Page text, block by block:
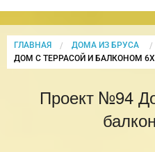
ГЛАВНАЯ
ДОМА ИЗ БРУСА
CURRENT:
ДОМ С ТЕРРАСОЙ И БАЛКОНОМ
Проект №94